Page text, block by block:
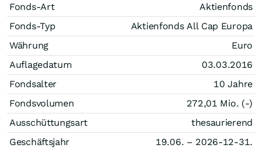
Fonds-Art
Aktienfonds
Fonds-Typ
Aktienfonds All Cap Europa
Währung
Euro
Auflagedatum
03.03.2016
Fondsalter
10 Jahre
Fondsvolumen
272,01 Mio. (-)
Ausschüttungsart
thesaurierend
Geschäftsjahr
19.06. – 2026-12-31.